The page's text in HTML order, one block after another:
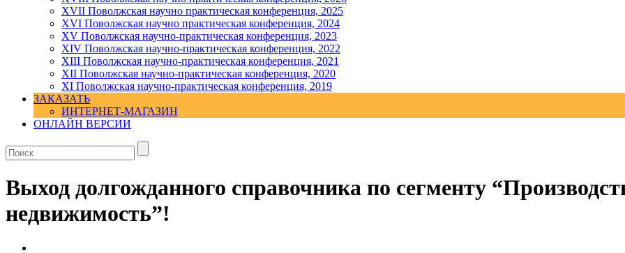
XVII Поволжская научно практическая конференция, 2025
XVI Поволжская научно практическая конференция, 2024
ХV Поволжская научно-практическая конференция, 2023
ХIV Поволжская научно-практическая конференция, 2022
ХIII Поволжская научно-практическая конференция, 2021
ХII Поволжская научно-практическая конференция, 2020
XI Поволжская научно-практическая конференция, 2019
ЗАКАЗАТЬ
ИНТЕРНЕТ-МАГАЗИН
ОНЛАЙН ВЕРСИИ
Выход долгожданного справочника по сегменту
недвижимость”!